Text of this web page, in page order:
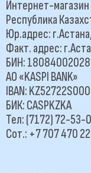
Интернет-магазин
Республика
Юр.адрес:
Факт. адрес:
БИН:
АО «KASPI BANK»
IBAN:
БИК: CASPKZKA
Тел: (7172) 72-53-
Сот.: +7 707 470